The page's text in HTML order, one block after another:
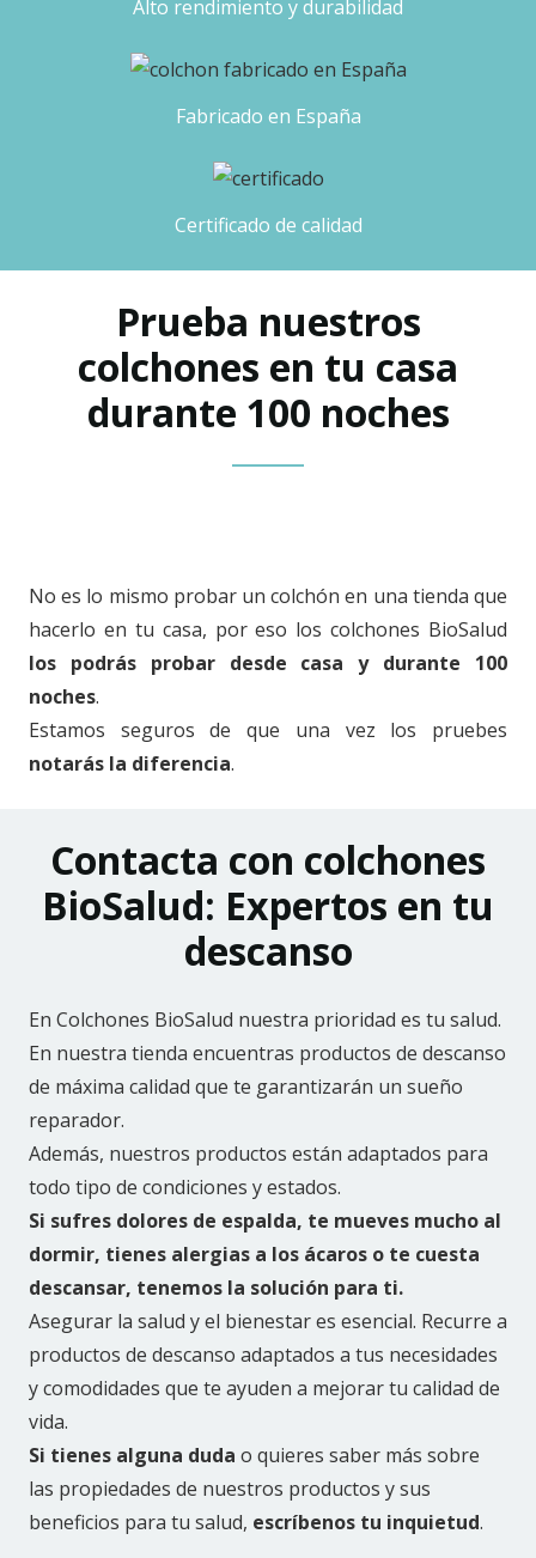
Alto rendimiento y durabilidad
Fabricado en España
Certificado de calidad
Prueba nuestros
colchones en tu casa
durante 100 noches
No es lo mismo probar un colchón en una tienda que
hacerlo en tu casa, por eso los colchones BioSalud
los podrás probar desde casa y durante 100
noches.
Estamos seguros de que una vez los pruebes
notarás la diferencia.
Contacta con colchones
BioSalud: Expertos en tu
descanso
En Colchones BioSalud nuestra prioridad es tu salud.
En nuestra tienda encuentras productos de descanso
de máxima calidad que te garantizarán un sueño
reparador.
Además, nuestros productos están adaptados para
todo tipo de condiciones y estados.
Si sufres dolores de espalda, te mueves mucho al
dormir, tienes alergias a los ácaros o te cuesta
descansar, tenemos la solución para ti.
Asegurar la salud y el bienestar es esencial. Recurre a
productos de descanso adaptados a tus necesidades
y comodidades que te ayuden a mejorar tu calidad de
vida.
Si tienes alguna duda o quieres saber más sobre
las propiedades de nuestros productos y sus
beneficios para tu salud, escríbenos tu inquietud.